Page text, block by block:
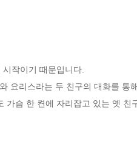
요리스라는 두 친구의 대화를 통
가슴 한 켠에 자리잡고 있는 옛 친